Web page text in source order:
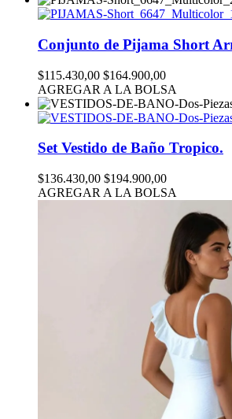
Conjunto de Pijama Short
$115.430,00 $164.900,00
AGREGAR A LA BOLSA
Set Vestido de Baño Tropico.
$136.430,00 $194.900,00
AGREGAR A LA BOLSA